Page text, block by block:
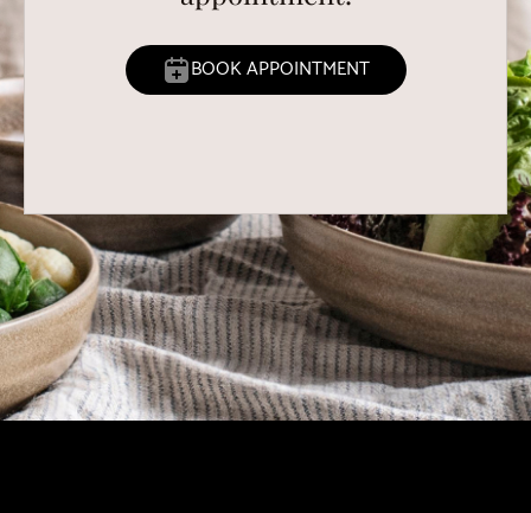
BOOK APPOINTMENT